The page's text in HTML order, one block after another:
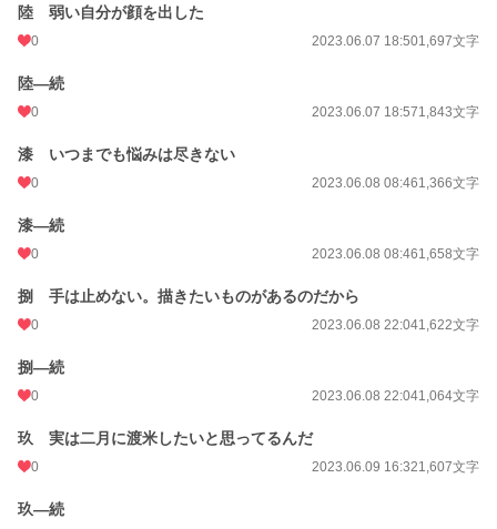
陸 弱い自分が顔を出した
0 2023.06.07 18:501,697文字
陸―続
0 2023.06.07 18:571,843文字
漆 いつまでも悩みは尽きない
0 2023.06.08 08:461,366文字
漆―続
0 2023.06.08 08:461,658文字
捌 手は止めない。描きたいものがあるのだから
0 2023.06.08 22:041,622文字
捌―続
0 2023.06.08 22:041,064文字
玖 実は二月に渡米したいと思ってるんだ
0 2023.06.09 16:321,607文字
玖―続